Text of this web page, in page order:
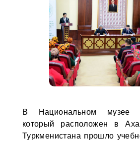
В Национальном музее
который расположен в
Туркменистана прошло